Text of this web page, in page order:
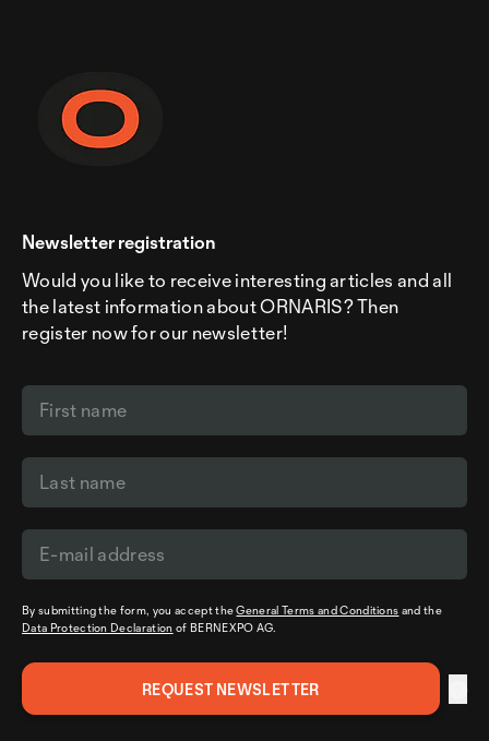
Newsletter registration
Would you like to receive interesting articles and all
the latest information about ORNARIS? Then
register now for our newsletter!
By submitting the form, you accept theGeneral Terms and Conditions and the
Data Protection Declaration of BERNEXPO AG.